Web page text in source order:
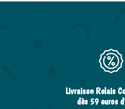
Livraison Relais
dès 59 euros